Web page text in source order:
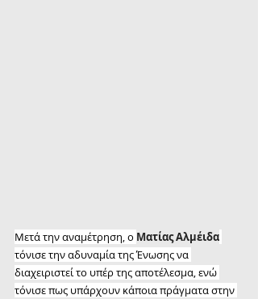
Μετά την αναμέτρηση, ο Ματίας Αλμέιδα
τόνισε την αδυναμία της Ένωσης να
διαχειριστεί το υπέρ της αποτέλεσμα, ενώ
τόνισε πως υπάρχουν κάποια πράγματα στην